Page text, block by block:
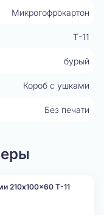
Микрогофрокартон
Т-11
бурый
Короб с ушками
Без печати
210x100x60 Т-11